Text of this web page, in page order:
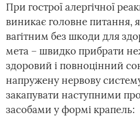
При гострої алергічної
виникає головне питання,
вагітним без шкоди для
мета – швидко прибрати
здоровий і повноцінний
напружену нервову
закапувати наступними
засобами у формі крапель: